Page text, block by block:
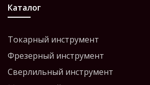
Каталог
Токарный инструмент
Фрезерный инструмент
Сверлильный инструмент